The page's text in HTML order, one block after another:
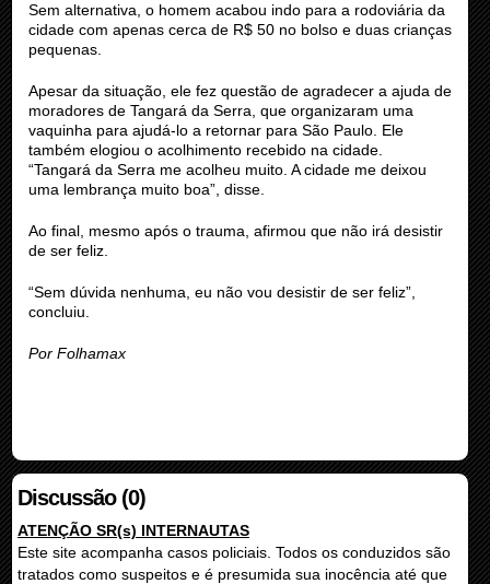
Sem alternativa, o homem acabou indo para a rodoviária da
cidade com apenas cerca de R$ 50 no bolso e duas crianças
pequenas.
Apesar da situação, ele fez questão de agradecer a ajuda de
moradores de Tangará da Serra, que organizaram uma
vaquinha para ajudá-lo a retornar para São Paulo. Ele
também elogiou o acolhimento recebido na cidade.
“Tangará da Serra me acolheu muito. A cidade me deixou
uma lembrança muito boa”, disse.
Ao final, mesmo após o trauma, afirmou que não irá desistir
de ser feliz.
“Sem dúvida nenhuma, eu não vou desistir de ser feliz”,
concluiu.
Por Folhamax
Discussão (0)
ATENÇÃO SR(s) INTERNAUTAS
Este site acompanha casos policiais. Todos os conduzidos são
tratados como suspeitos e é presumida sua inocência até que